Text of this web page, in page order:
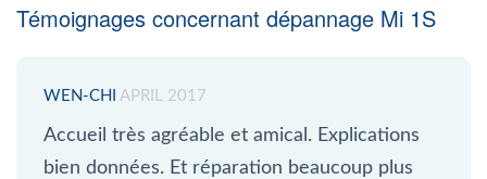
Témoignages concernant dépannage Mi 1S
WEN-CHI APRIL 2017
Accueil très agréable et amical. Explications
bien données. Et réparation beaucoup plus